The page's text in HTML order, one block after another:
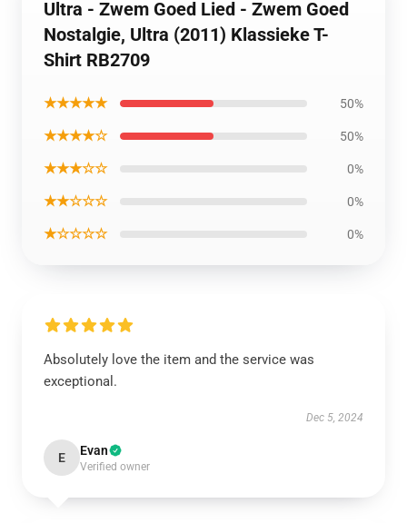
Ultra - Zwem Goed Lied - Zwem Goed
Nostalgie, Ultra (2011) Klassieke T-
Shirt RB2709
★★★★★ 50%
★★★★☆ 50%
★★★☆☆ 0%
★★☆☆☆ 0%
★☆☆☆☆ 0%
Absolutely love the item and the service was
exceptional.
Dec 5, 2024
E Evan
Verified owner